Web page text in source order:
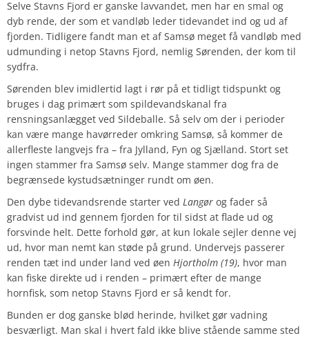
Selve Stavns Fjord er ganske lavvandet, men har en smal og
dyb rende, der som et vandløb leder tidevandet ind og ud af
fjorden. Tidligere fandt man et af Samsø meget få vandløb med
udmunding i netop Stavns Fjord, nemlig Sørenden, der kom til
sydfra.
Sørenden blev imidlertid lagt i rør på et tidligt tidspunkt og
bruges i dag primært som spildevandskanal fra
rensningsanlægget ved Sildeballe. Så selv om der i perioder
kan være mange havørreder omkring Samsø, så kommer de
allerfleste langvejs fra – fra Jylland, Fyn og Sjælland. Stort set
ingen stammer fra Samsø selv. Mange stammer dog fra de
begrænsede kystudsætninger rundt om øen.
Den dybe tidevandsrende starter ved Langør og fader så
gradvist ud ind gennem fjorden for til sidst at flade ud og
forsvinde helt. Dette forhold gør, at kun lokale sejler denne vej
ud, hvor man nemt kan støde på grund. Undervejs passerer
renden tæt ind under land ved øen Hjortholm (19), hvor man
kan fiske direkte ud i renden – primært efter de mange
hornfisk, som netop Stavns Fjord er så kendt for.
Bunden er dog ganske blød herinde, hvilket gør vadning
besværligt. Man skal i hvert fald ikke blive stående samme sted